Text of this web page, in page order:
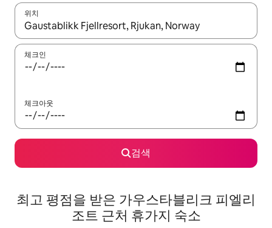
위치
결과가 나오면 위·아래 화살표 키를 사용하거나 터치 또는 스와이
체크인
체크아웃
검색
최고 평점을 받은 가우스타블리크 피엘리
조트 근처 휴가지 숙소